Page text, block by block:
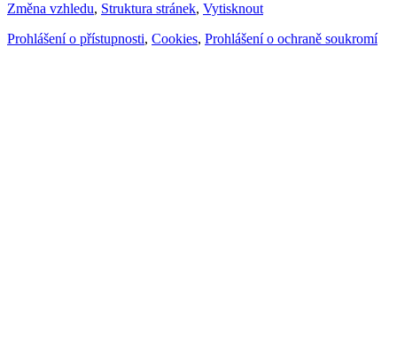
Změna vzhledu, Struktura stránek, Vytisknout
Prohlášení o přístupnosti, Cookies, Prohlášení o ochraně soukromí